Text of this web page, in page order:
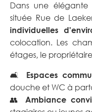
Dans une
située Rue de
individuelles
colocation. Les
étages, le
🛋️ Espaces
douche et WC à
👥 Ambiance